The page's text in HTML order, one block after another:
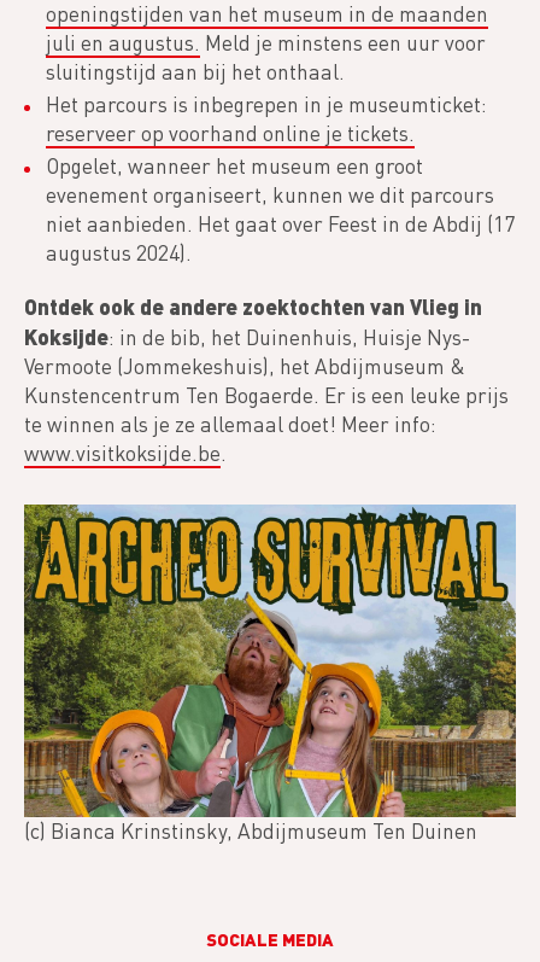
openingstijden van het museum in de maanden
juli en augustus. Meld je minstens een uur voor
sluitingstijd aan bij het onthaal.
Het parcours is inbegrepen in je museumticket:
reserveer op voorhand online je tickets.
Opgelet, wanneer het museum een groot
evenement organiseert, kunnen we dit parcours
niet aanbieden. Het gaat over Feest in de Abdij (17
augustus 2024).
Ontdek ook de andere zoektochten van Vlieg in
Koksijde: in de bib, het Duinenhuis, Huisje Nys-
Vermoote (Jommekeshuis), het Abdijmuseum &
Kunstencentrum Ten Bogaerde. Er is een leuke prijs
te winnen als je ze allemaal doet! Meer info:
www.visitkoksijde.be.
(c) Bianca Krinstinsky, Abdijmuseum Ten Duinen
SOCIALE MEDIA